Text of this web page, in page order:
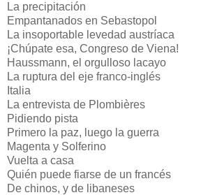
La precipitación
Empantanados en Sebastopol
La insoportable levedad austríaca
¡Chúpate esa, Congreso de Viena!
Haussmann, el orgulloso lacayo
La ruptura del eje franco-inglés
Italia
La entrevista de Plombières
Pidiendo pista
Primero la paz, luego la guerra
Magenta y Solferino
Vuelta a casa
Quién puede fiarse de un francés
De chinos, y de libaneses